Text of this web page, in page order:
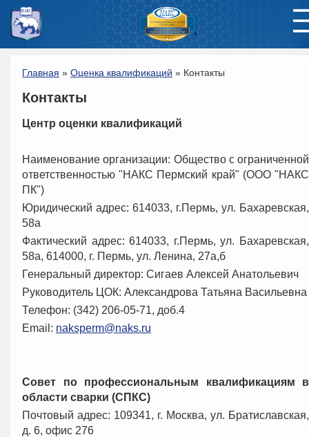
Главная » Оценка квалификаций » Контакты
Контакты
Центр оценки квалификаций
Наименование организации: Общество с ограниченной
ответственностью "НАКС Пермский край" (ООО "НАКС
ПК")
Юридический адрес: 614033, г.Пермь, ул. Бахаревская,
58а
Фактический адрес: 614033, г.Пермь, ул. Бахаревская,
58а, 614000, г. Пермь, ул. Ленина, 27а,б
Генеральный директор: Сигаев Алексей Анатольевич
Руководитель ЦОК: Александрова Татьяна Васильевна
Телефон: (342) 206-05-71, доб.4
Email: naksperm@naks.ru
Совет по профессиональным квалификациям в
области сварки (СПКС)
Почтовый адрес: 109341, г. Москва, ул. Братиславская,
д. 6, офис 276